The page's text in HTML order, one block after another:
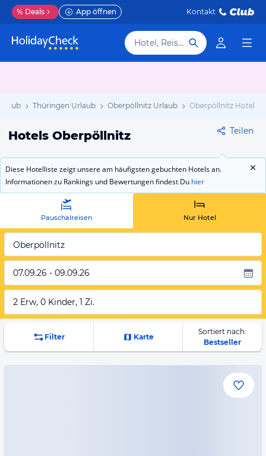
% Deals App öffnen Kontakt
Hotel, Reiseziel
Thüringen Urlaub Oberpöllnitz Urlaub Oberpöllnitz Hotels
Hotels Oberpöllnitz Teilen
Diese Hotelliste zeigt unsere am häufigsten gebuchten Hotels an.
Informationen zu Rankings und Bewertungen findest Du hier
Pauschalreisen Nur Hotel
Oberpöllnitz
07.09.26 - 09.09.26
2 Erw, 0 Kinder, 1 Zi.
Filter Karte
Sortiert nach:
Bestseller